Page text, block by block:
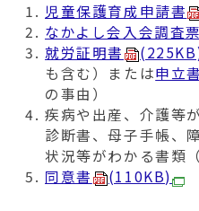
児童保護育成申請書
なかよし会入会調査票
就労証明書
も含む）または申立書
の事由）
疾病や出産、介護等
診断書、母子手帳、
状況等がわかる書類
同意書
(110KB)